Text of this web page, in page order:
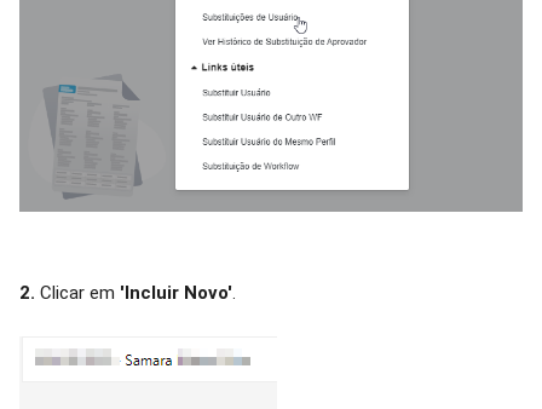
2. Clicar em 'Incluir Novo'.